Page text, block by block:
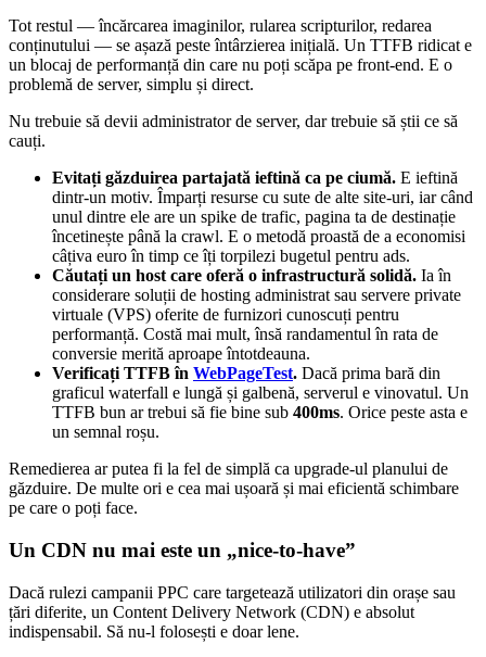
Tot restul — încărcarea imaginilor, rularea scripturilor, redarea
conținutului — se așază peste întârzierea inițială. Un TTFB ridicat e
un blocaj de performanță din care nu poți scăpa pe front-end. E o
problemă de server, simplu și direct.
Nu trebuie să devii administrator de server, dar trebuie să știi ce să
cauți.
Evitați găzduirea partajată ieftină ca pe ciumă. E ieftină
dintr-un motiv. Împarți resurse cu sute de alte site-uri, iar când
unul dintre ele are un spike de trafic, pagina ta de destinație
încetinește până la crawl. E o metodă proastă de a economisi
câțiva euro în timp ce îți torpilezi bugetul pentru ads.
Căutați un host care oferă o infrastructură solidă. Ia în
considerare soluții de hosting administrat sau servere private
virtuale (VPS) oferite de furnizori cunoscuți pentru
performanță. Costă mai mult, însă randamentul în rata de
conversie merită aproape întotdeauna.
Verificați TTFB în WebPageTest. Dacă prima bară din
graficul waterfall e lungă și galbenă, serverul e vinovatul. Un
TTFB bun ar trebui să fie bine sub 400ms. Orice peste asta e
un semnal roșu.
Remedierea ar putea fi la fel de simplă ca upgrade-ul planului de
găzduire. De multe ori e cea mai ușoară și mai eficientă schimbare
pe care o poți face.
Un CDN nu mai este un „nice-to-have”
Dacă rulezi campanii PPC care targetează utilizatori din orașe sau
țări diferite, un Content Delivery Network (CDN) e absolut
indispensabil. Să nu-l folosești e doar lene.